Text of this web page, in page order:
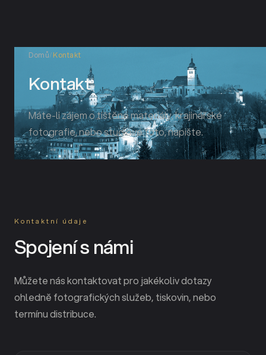
Domů/Kontakt
Kontakt
Máte-li zájem o tištěné materiály, krajinářské
fotografie, nebo studiové foto, napište.
Kontaktní údaje
Spojení s námi
Můžete nás kontaktovat pro jakékoliv dotazy
ohledně fotografických služeb, tiskovin, nebo
termínu distribuce.